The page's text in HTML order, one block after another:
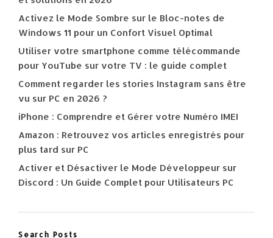
Activez le Mode Sombre sur le Bloc-notes de
Windows 11 pour un Confort Visuel Optimal
Utiliser votre smartphone comme télécommande
pour YouTube sur votre TV : le guide complet
Comment regarder les stories Instagram sans être
vu sur PC en 2026 ?
iPhone : Comprendre et Gérer votre Numéro IMEI
Amazon : Retrouvez vos articles enregistrés pour
plus tard sur PC
Activer et Désactiver le Mode Développeur sur
Discord : Un Guide Complet pour Utilisateurs PC
Search Posts